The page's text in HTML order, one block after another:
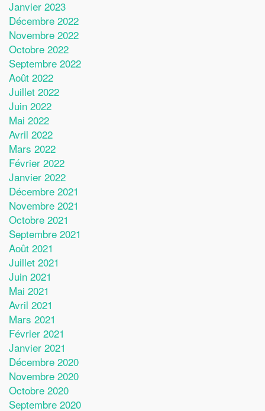
Janvier 2023
Décembre 2022
Novembre 2022
Octobre 2022
Septembre 2022
Août 2022
Juillet 2022
Juin 2022
Mai 2022
Avril 2022
Mars 2022
Février 2022
Janvier 2022
Décembre 2021
Novembre 2021
Octobre 2021
Septembre 2021
Août 2021
Juillet 2021
Juin 2021
Mai 2021
Avril 2021
Mars 2021
Février 2021
Janvier 2021
Décembre 2020
Novembre 2020
Octobre 2020
Septembre 2020